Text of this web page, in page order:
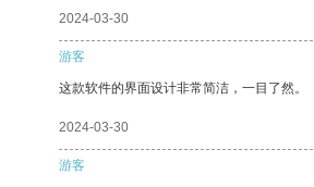
2024-03-30
游客
这款软件的界面设计非常简洁，一目了然。
2024-03-30
游客